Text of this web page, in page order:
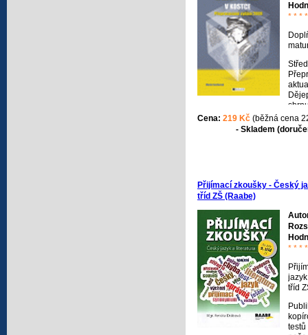
* * *
ale i
Cena: 219 Kč (běžná cena
- Skladem
Přijímací zkoušky - Český
tříd ZŠ (Raabe)
* * *
tříd
testů